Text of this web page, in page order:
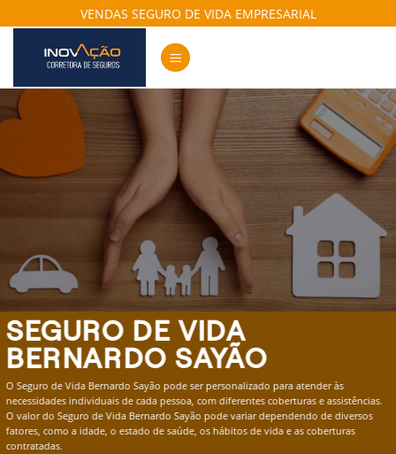
to
content
VENDAS SEGURO DE VIDA EMPRESARIAL
SEGURO DE VIDA
BERNARDO SAYÃO
O Seguro de Vida Bernardo Sayão pode ser personalizado para atender às
necessidades individuais de cada pessoa, com diferentes coberturas e assistências.
O valor do Seguro de Vida Bernardo Sayão pode variar dependendo de diversos
fatores, como a idade, o estado de saúde, os hábitos de vida e as coberturas
contratadas.